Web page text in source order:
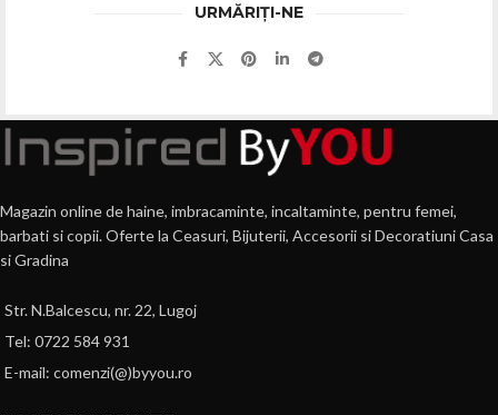
URMĂRIȚI-NE
Magazin online de haine, imbracaminte, incaltaminte, pentru femei,
barbati si copii. Oferte la Ceasuri, Bijuterii, Accesorii si Decoratiuni Casa
si Gradina
Str. N.Balcescu, nr. 22, Lugoj
Tel: 0722 584 931
E-mail: comenzi(@)byyou.ro